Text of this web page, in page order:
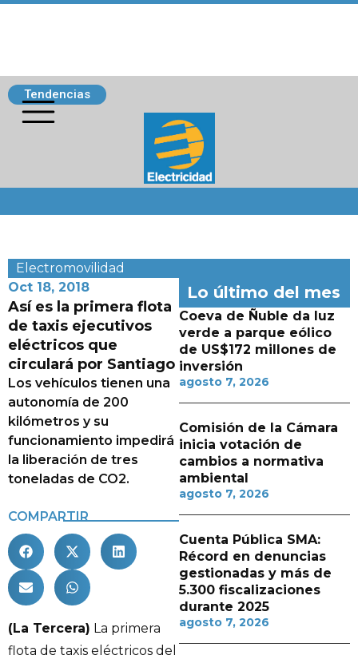
Tendencias
Electromovilidad
Oct 18, 2018
Así es la primera flota
de taxis ejecutivos
eléctricos que
circulará por Santiago
Los vehículos tienen una
autonomía de 200
kilómetros y su
funcionamiento impedirá
la liberación de tres
toneladas de CO2.
COMPARTIR
(La Tercera) La primera
flota de taxis eléctricos del
Lo último del mes
Coeva de Ñuble da luz
verde a parque eólico
de US$172 millones de
inversión
agosto 7, 2026
Comisión de la Cámara
inicia votación de
cambios a normativa
ambiental
agosto 7, 2026
Cuenta Pública SMA:
Récord en denuncias
gestionadas y más de
5.300 fiscalizaciones
durante 2025
agosto 7, 2026